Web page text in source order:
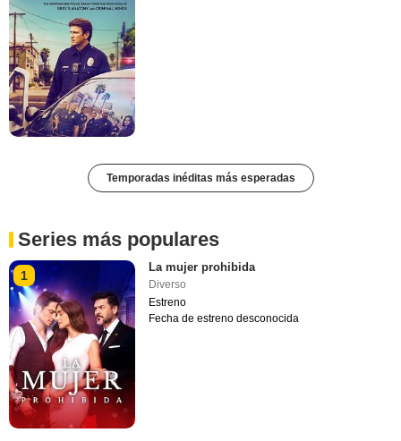
Temporadas inéditas más esperadas
Series más populares
1
La mujer prohibida
Diverso
Estreno
Fecha de estreno desconocida